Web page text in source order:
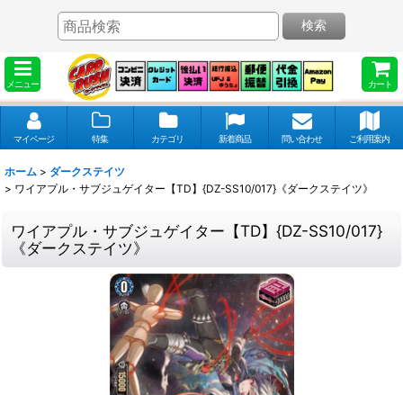
メニュー カート
検索
マイページ 特集 カテゴリ 新着商品 問い合わせ ご利用案内
ホーム > ダークステイツ
> ワイアプル・サブジュゲイター【TD】{DZ-SS10/017}《ダークステイツ》
ワイアプル・サブジュゲイター【TD】{DZ-SS10/017}
《ダークステイツ》